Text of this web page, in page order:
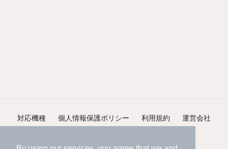
対応機種 個人情報保護ポリシー 利用規約 運営会社